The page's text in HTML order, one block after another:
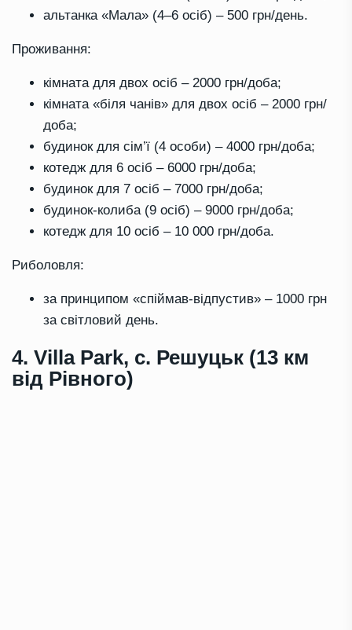
альтанка «Мала» (4–6 осіб) – 500 грн/день.
Проживання:
кімната для двох осіб – 2000 грн/доба;
кімната «біля чанів» для двох осіб – 2000 грн/
доба;
будинок для сім’ї (4 особи) – 4000 грн/доба;
котедж для 6 осіб – 6000 грн/доба;
будинок для 7 осіб – 7000 грн/доба;
будинок-колиба (9 осіб) – 9000 грн/доба;
котедж для 10 осіб – 10 000 грн/доба.
Риболовля:
за принципом «спіймав-відпустив» – 1000 грн
за світловий день.
4. Villa Park, с. Решуцьк (13 км
від Рівного)